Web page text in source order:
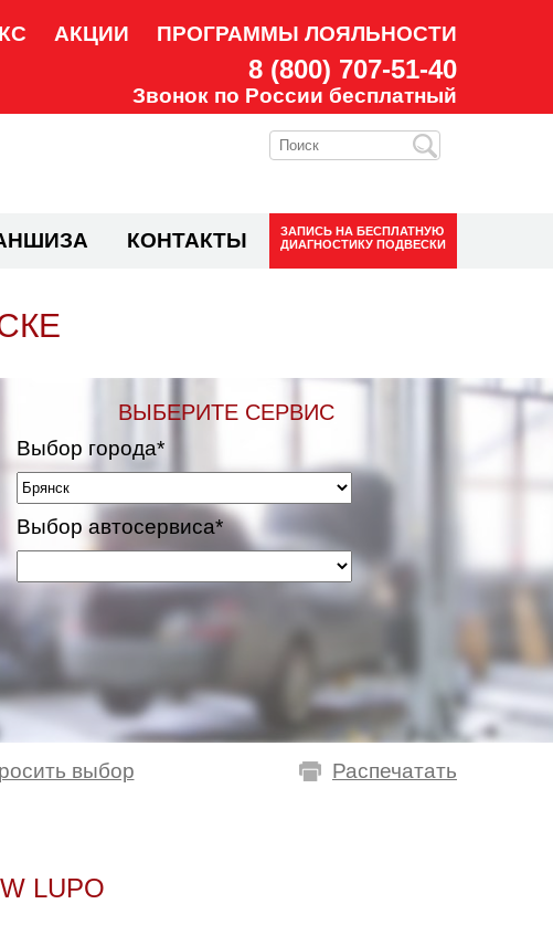
АКЦИИ ПРОГРАММЫ ЛОЯЛЬНОСТИ
8 (800) 707-51-40
Звонок по России бесплатный
КОНТАКТЫ ЗАПИСЬ НА БЕСПЛАТНУЮ
ДИАГНОСТИКУ ПОДВЕСКИ
ВЫБЕРИТЕ СЕРВИС
Выбор города*
Выбор автосервиса*
Распечатать
выбор
LUPO